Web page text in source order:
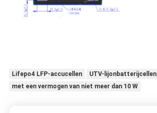
Lifepo4 LFP-accucellen
UTV-lijonbatterijcellen
met een vermogen van niet meer dan 10 W